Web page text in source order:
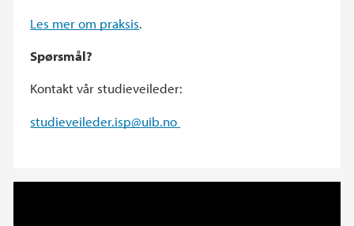
Les mer om praksis.
Spørsmål?
Kontakt vår studieveileder:
studieveileder.isp@uib.no